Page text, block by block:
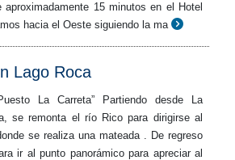
aproximadamente 15 minutos en el Hotel
hacia el Oeste siguiendo la ma
Lago Roca
La Carreta” Partiendo desde La
se remonta el río Rico para dirigirse al
se realiza una mateada . De regreso
ir al punto panorámico para apreciar al